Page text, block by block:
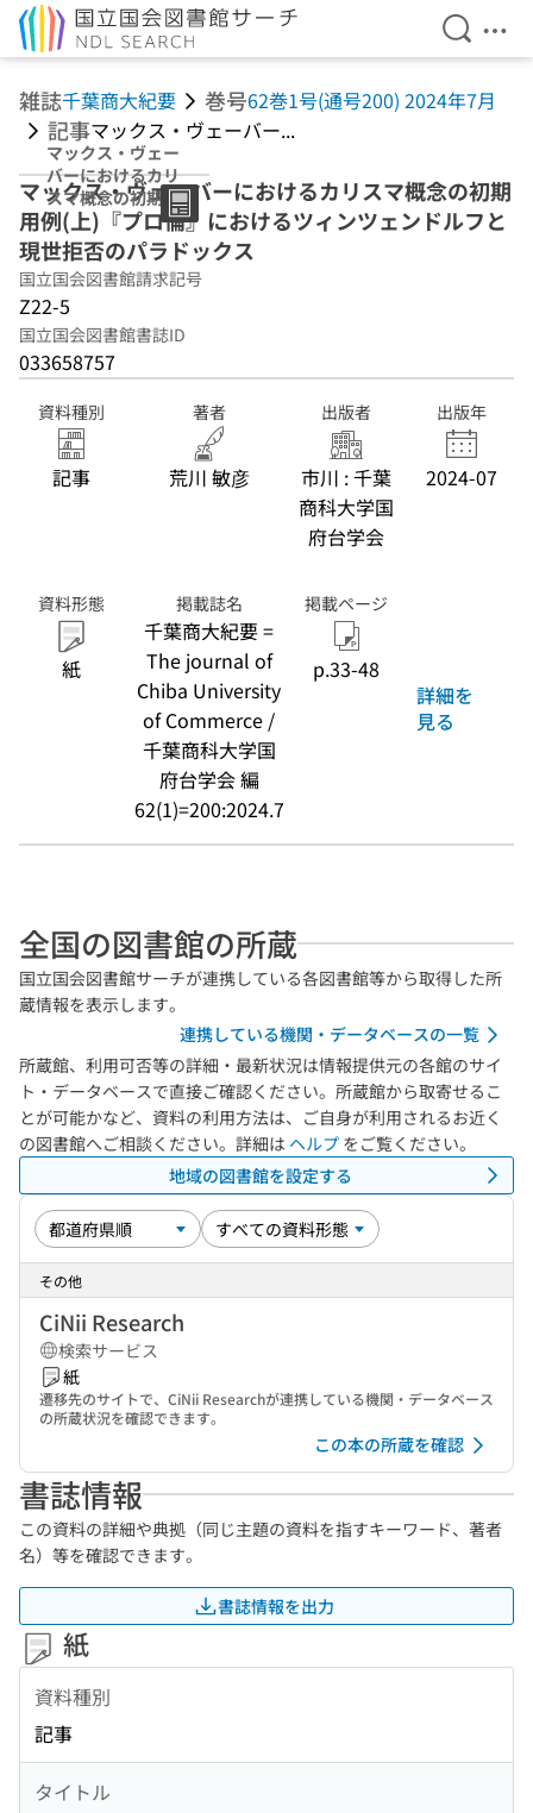
検索を
メ
雑誌千葉商大紀要 巻号62巻1号(通号200) 2024年7月
記事マックス・ヴェーバー...
マックス・ヴェー
バーにおけるカリ
スマ概念の初期用
例(上)『プロ倫』
におけるツィンツ
ェンドルフと現世
拒否のパラドック
ス
マックス・ヴェーバーにおけるカリスマ概念の初期
用例(上)『プロ倫』におけるツィンツェンドルフと
現世拒否のパラドックス
国立国会図書館請求記号
Z22-5
国立国会図書館書誌ID
033658757
資料種別
記事
著者
荒川 敏彦
出版者
市川 : 千葉
商科大学国
府台学会
出版年
2024-07
資料形態
紙
掲載誌名
千葉商大紀要 =
The journal of
Chiba University
of Commerce /
千葉商科大学国
府台学会 編
62(1)=200:2024.7
掲載ページ
p.33-48
詳細を
見る
全国の図書館の所蔵
国立国会図書館サーチが連携している各図書館等から取得した所
蔵情報を表示します。
連携している機関・データベースの一覧
所蔵館、利用可否等の詳細・最新状況は情報提供元の各館のサイ
ト・データベースで直接ご確認ください。所蔵館から取寄せるこ
とが可能かなど、資料の利用方法は、ご自身が利用されるお近く
の図書館へご相談ください。詳細は ヘルプ をご覧ください。
地域の図書館を設定する
その他
CiNii Research
検索サービス
紙
遷移先のサイトで、CiNii Researchが連携している機関・データベース
の所蔵状況を確認できます。
この本の所蔵を確認
書誌情報
この資料の詳細や典拠（同じ主題の資料を指すキーワード、著者
名）等を確認できます。
書誌情報を出力
紙
資料種別
記事
タイトル